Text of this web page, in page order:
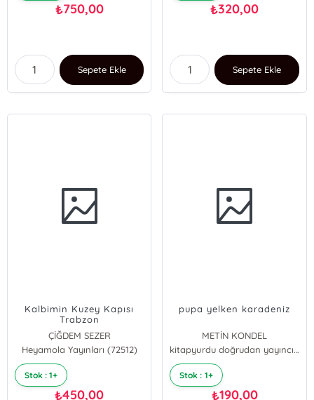
₺750,00
Sepete Ekle
₺320,00
Sepete Ekle
Kalbimin Kuzey Kapısı
Trabzon
ÇİĞDEM SEZER
Heyamola Yayınları (72512)
Stok : 1+
₺450,00
pupa yelken karadeniz
METİN KONDEL
kitapyurdu doğrudan yayıncılık
Stok : 1+
₺190,00